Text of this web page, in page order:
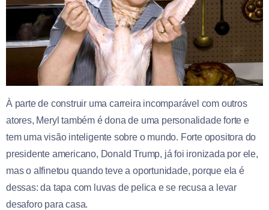
À parte de construir uma carreira incomparável com outros
atores, Meryl também é dona de uma personalidade forte e
tem uma visão inteligente sobre o mundo. Forte opositora do
presidente americano, Donald Trump, já foi ironizada por ele,
mas o alfinetou quando teve a oportunidade, porque ela é
dessas: da tapa com luvas de pelica e se recusa a levar
desaforo para casa.